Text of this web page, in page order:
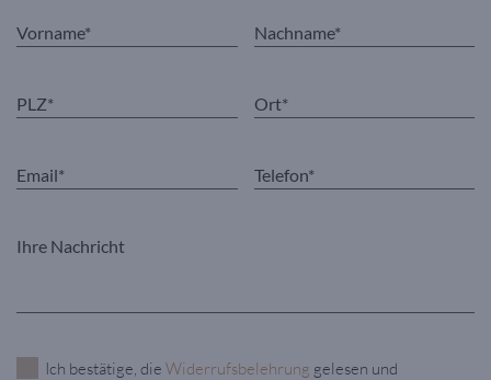
Ich bestätige, die Widerrufsbelehrung gelesen und